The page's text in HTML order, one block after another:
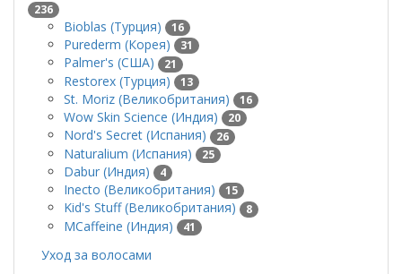
236
Bioblas (Турция) 16
Purederm (Корея) 31
Palmer's (США) 21
Restorex (Турция) 13
St. Moriz (Великобритания) 16
Wow Skin Science (Индия) 20
Nord's Secret (Испания) 26
Naturalium (Испания) 25
Dabur (Индия) 4
Inecto (Великобритания) 15
Kid's Stuff (Великобритания) 8
MCaffeine (Индия) 41
Уход за волосами